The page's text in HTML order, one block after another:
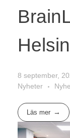
8 september,
Nyheter
Läs mer